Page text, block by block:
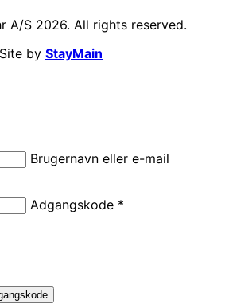
A/S 2026. All rights reserved.
Site by StayMain
Brugernavn eller e-mail
Adgangskode *